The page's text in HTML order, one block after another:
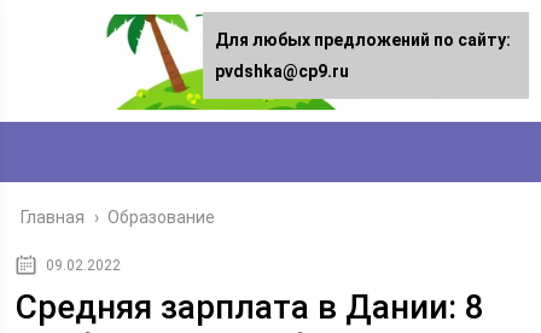
Главная › Образование
09.02.2022
Средняя зарплата в Дании: 8
Для любых предложений по сайту:
pvdshka@cp9.ru